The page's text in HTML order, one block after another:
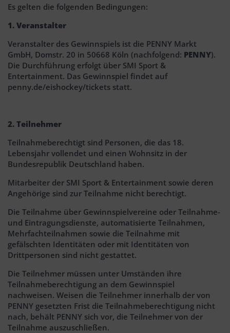
Es gelten die folgenden Bedingungen:
1. Veranstalter
Veranstalter des Gewinnspiels ist die PENNY Markt
GmbH, Domstr. 20 in 50668 Köln (nachfolgend: PENNY).
Die Durchführung erfolgt über SMI Sport &
Entertainment. Das Gewinnspiel findet auf
penny.de/eishockey/tickets statt.
2. Teilnehmer
Teilnahmeberechtigt sind Personen, die das 18.
Lebensjahr vollendet und einen Wohnsitz in der
Bundesrepublik Deutschland haben.
Mitarbeiter der SMI Sport & Entertainment sowie deren
Angehörige sind zur Teilnahme nicht berechtigt.
Die Teilnahme über Gewinnspielvereine oder Teilnahme-
und Eintragungsdienste, automatisierte Teilnahmen,
Mehrfachteilnahmen sowie die Teilnahme mit
gefälschten Identitäten oder mit Identitäten von
Drittpersonen sind nicht gestattet.
Die Teilnehmer müssen unter Umständen ihre
Teilnahmeberechtigung an dem Gewinnspiel
nachweisen. Weisen die Teilnehmer innerhalb der von
PENNY gesetzten Frist die Teilnahmeberechtigung nicht
nach, behält PENNY sich vor, die Teilnehmer von der
Teilnahme auszuschließen.